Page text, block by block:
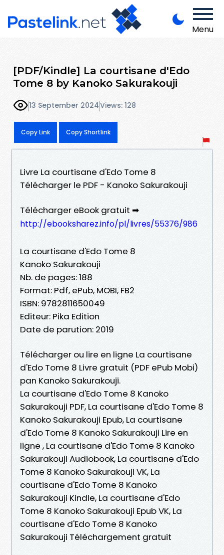
Menu
[PDF/Kindle] La courtisane d'Edo
Tome 8 by Kanoko Sakurakouji
13 September 2024Views: 128
Copy Link Copy Shortlink
Livre La courtisane d'Edo Tome 8
Télécharger le PDF - Kanoko Sakurakouji
Télécharger eBook gratuit ➡
http://ebooksharez.info/pl/livres/55376/986
La courtisane d'Edo Tome 8
Kanoko Sakurakouji
Nb. de pages: 188
Format: Pdf, ePub, MOBI, FB2
ISBN: 9782811650049
Editeur: Pika Edition
Date de parution: 2019
Télécharger ou lire en ligne La courtisane
d'Edo Tome 8 Livre gratuit (PDF ePub Mobi)
pan Kanoko Sakurakouji.
La courtisane d'Edo Tome 8 Kanoko
Sakurakouji PDF, La courtisane d'Edo Tome 8
Kanoko Sakurakouji Epub, La courtisane
d'Edo Tome 8 Kanoko Sakurakouji Lire en
ligne , La courtisane d'Edo Tome 8 Kanoko
Sakurakouji Audiobook, La courtisane d'Edo
Tome 8 Kanoko Sakurakouji VK, La
courtisane d'Edo Tome 8 Kanoko
Sakurakouji Kindle, La courtisane d'Edo
Tome 8 Kanoko Sakurakouji Epub VK, La
courtisane d'Edo Tome 8 Kanoko
Sakurakouji Téléchargement gratuit